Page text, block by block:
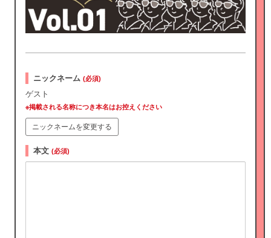
ニックネーム (必須)
ゲスト
※掲載される名称につき本名はお控えください
ニックネームを変更する
本文 (必須)